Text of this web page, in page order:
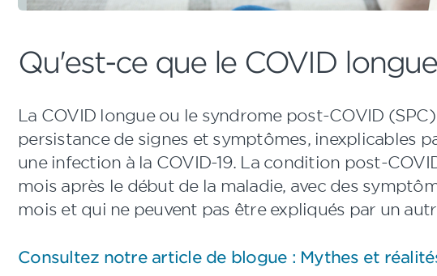
Qu'est-ce que le COVID
La COVID longue ou le syndrome post-COVID
persistance de signes et symptômes, inexplicables
une infection à la COVID-19. La condition post-
mois après le début de la maladie, avec des
mois et qui ne peuvent pas être expliqués par un
Consultez notre article de blogue : Mythes et